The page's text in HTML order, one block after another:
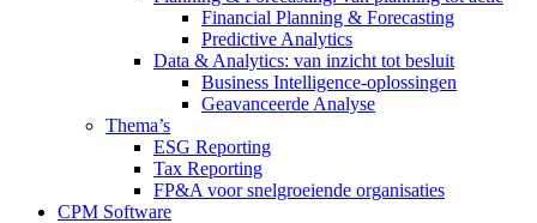
Financial Planning & Forecasting
Predictive Analytics
Data & Analytics: van inzicht tot besluit
Business Intelligence-oplossingen
Geavanceerde Analyse
Thema’s
ESG Reporting
Tax Reporting
FP&A voor snelgroeiende organisaties
CPM Software